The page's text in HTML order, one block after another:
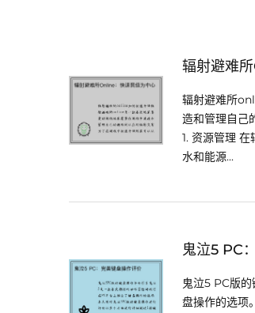
辐射避难
辐射避难所
造和管理自己
1. 资源管理
水和能源...
鬼泣5 PC
鬼泣5 PC版
盘操作的选项